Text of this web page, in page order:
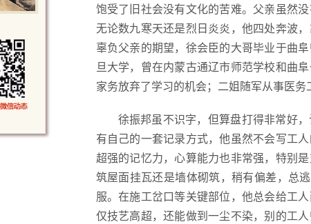
饱受了旧社会没有文化的苦难。父亲虽然
无论数九寒天还是烈日炎炎，他四处奔波
辜负父亲的期望，徐会臣的大哥毕业于曲
旦大学，曾在内蒙古通辽市师范学校和曲
家务放弃了学习的机会；二姐随军从事医
徐振邦虽不识字，但算盘打得非常好
有自己的一套记录方式，他虽然不会写工
超强的记忆力，心算能力也非常强，特别
筑屋面挂瓦还是墙体砌筑，稍有偏差，总
服。在施工岔口等关键部位，他总会给工
仅技艺高超，还能做到一尘不染，别的工